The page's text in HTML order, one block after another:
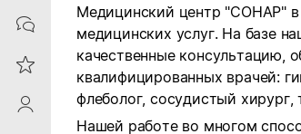
Contacts
Reviews
ProfileSaby
Медицинский центр "СОНАР" в
медицинских услуг. На базе
качественные консультацию,
квалифицированных врачей: г
флеболог, сосудистый хирург,
Нашей работе во многом